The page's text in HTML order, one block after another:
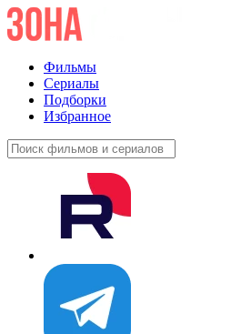
Фильмы
Сериалы
Подборки
Избранное